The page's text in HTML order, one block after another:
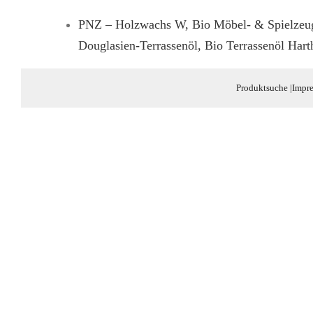
PNZ – Holzwachs W, Bio Möbel- &
Douglasien-Terrassenöl, Bio Terrassenöl
Produktsuche|